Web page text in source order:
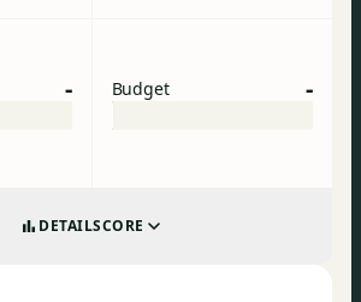
- Budget -
DETAILSCORE